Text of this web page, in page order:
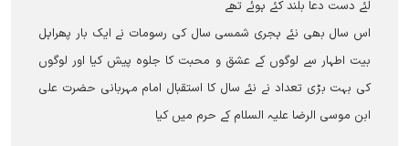
لئے دست دعا بلند کئے ہوئے تھے
اس سال بھی نئے ہجری شمسی سال کی رسومات نے ایک بار پھراہل
بیت اطہار سے لوگوں کے عشق و محبت کا جلوہ پیش کیا اور لوگوں
کی بہت بڑی تعداد نے نئے سال کا استقبال امام مہربانی حضرت علی
ابن موسی الرضا علیہ السلام کے حرم میں کیا